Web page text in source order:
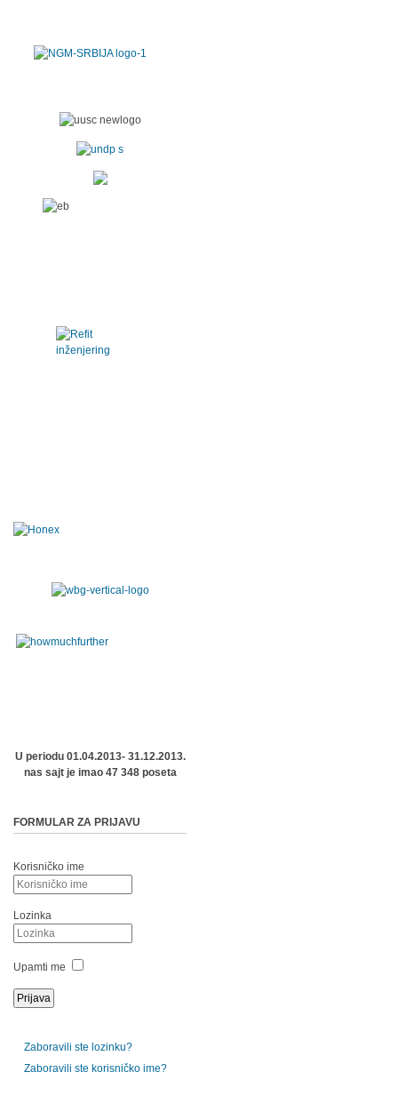
U periodu 01.04.2013- 31.12.2013.
nas sajt je imao 47 348 poseta
FORMULAR ZA PRIJAVU
Korisničko ime
Lozinka
Upamti me
Zaboravili ste lozinku?
Zaboravili ste korisničko ime?